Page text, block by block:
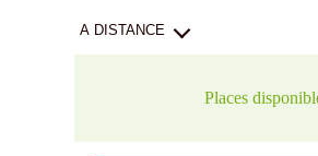
A DISTANCE
Places